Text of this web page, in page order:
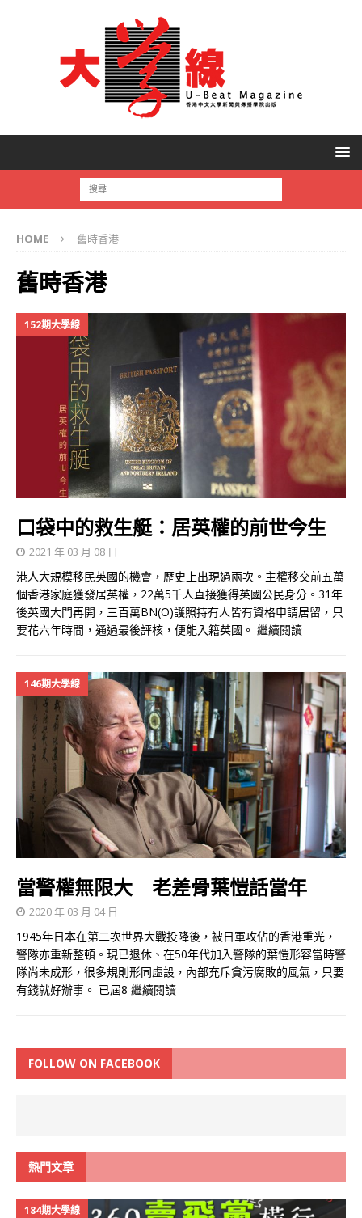
HOME 舊時香港
舊時香港
152期大學線
口袋中的救生艇：居英權的前世今生
2021 年 03 月 08 日
港人大規模移民英國的機會，歷史上出現過兩次。主權移交前五萬
個香港家庭獲發居英權，22萬5千人直接獲得英國公民身分。31年
後英國大門再開，三百萬BN(O)護照持有人皆有資格申請居留，只
要花六年時間，通過最後評核，便能入籍英國。 繼續閱讀
146期大學線
當警權無限大 老差骨葉愷話當年
2020 年 03 月 04 日
1945年日本在第二次世界大戰投降後，被日軍攻佔的香港重光，
警隊亦重新整頓。現已退休、在50年代加入警隊的葉愷形容當時警
隊尚未成形，很多規則形同虛設，內部充斥貪污腐敗的風氣，只要
有錢就好辦事。 已屆8 繼續閱讀
FOLLOW ON FACEBOOK
熱門文章
184期大學線